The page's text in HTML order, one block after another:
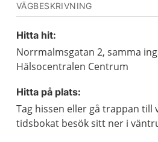
VÄGBESKRIVNING
Hitta hit:
Norrmalmsgatan 2, samma
Hälsocentralen Centrum
Hitta på plats:
Tag hissen eller gå trappan till
tidsbokat besök sitt ner i